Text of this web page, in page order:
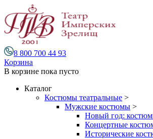
8 800 700 44 93
Корзина
В корзине пока пусто
Каталог
Костюмы театральные >
Мужские костюмы >
Новый год:
Концертные
Исторические